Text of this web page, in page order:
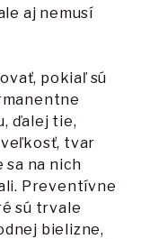
aj nemusí
pokiaľ sú
ďalej tie,
tvar
sa na nich
Preventívne
sú trvale
bielizne,